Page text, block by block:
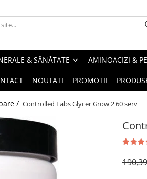
& SĂNĂTATE AMINOACIZI &
NOUTATI PROMOTII
/ Controlled Labs Glycer Grow 2 60 serv